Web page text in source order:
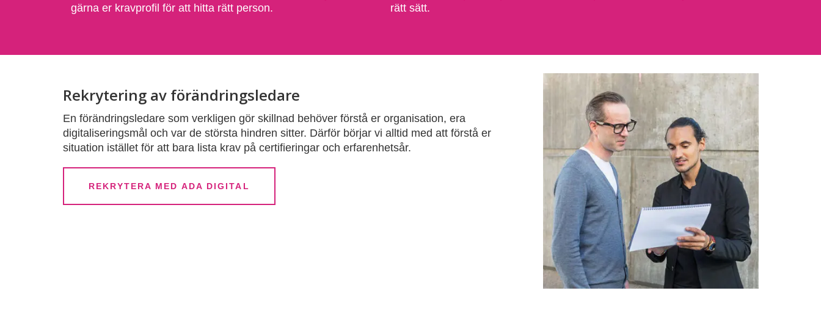
gärna er kravprofil för att hitta rätt person.
rätt sätt.
Rekrytering av förändringsledare
En förändringsledare som verkligen gör skillnad behöver förstå er organisation, era
digitaliseringsmål och var de största hindren sitter. Därför börjar vi alltid med att förstå er
situation istället för att bara lista krav på certifieringar och erfarenhetsår.
REKRYTERA MED ADA DIGITAL